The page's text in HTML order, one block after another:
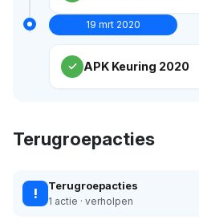
19 mrt 2020
APK Keuring 2020
Terugroepacties
! Terugroepacties
1 actie · verholpen